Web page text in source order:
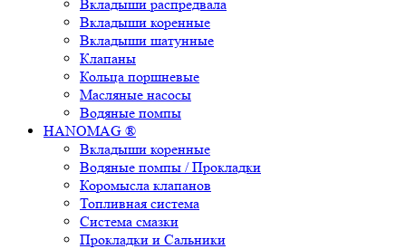
Вкладыши распредвала
Вкладыши коренные
Вкладыши шатунные
Клапаны
Кольца поршневые
Масляные насосы
Водяные помпы
HANOMAG ®
Вкладыши коренные
Водяные помпы / Прокладки
Коромысла клапанов
Топливная система
Система смазки
Прокладки и Сальники